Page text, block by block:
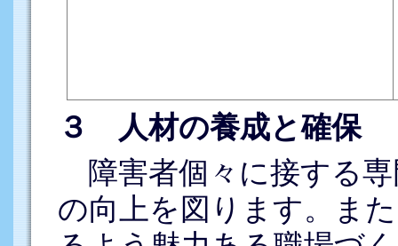
３ 人材の養成と確保
障害者個々に接する専
の向上を図ります。ま